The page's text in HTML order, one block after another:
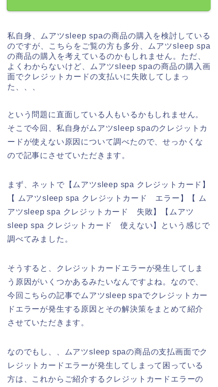
私自身、ムアツsleep spaの商品の購入を検討している
のですが、こちらをご覧の方も多分、ムアツsleep spa
の商品の購入を考えているのかもしれません。ただ、
よくわからないけど、ムアツsleep spaの商品の購入画
面でクレジットカードの支払いに失敗してしまっ
た、、、
という問題に直面している人もいるかもしれません。
そこで今回、私自身がムアツsleep spaのクレジットカ
ードが使えない原因について調べたので、せっかくな
ので記事にさせていただきます。
まず、ネットで【ムアツsleep spa クレジットカード】
【 ムアツsleep spa クレジットカード エラー】【 ム
アツsleep spa クレジットカード 失敗】【ムアツ
sleep spa クレジットカード 使えない】という感じで
調べてみました。
そうすると、クレジットカードエラーが発生してしま
う原因がいくつかあるみたいなんですよね。なので、
今回こちらの記事でムアツsleep spaでクレジットカー
ドエラーが発生する原因とその解決策をまとめて紹介
させていただきます。
なのでもし、、ムアツsleep spaの商品の支払画面でク
レジットカードエラーが発生してしまって困っている
方は、これからご紹介するクレジットカードエラーの